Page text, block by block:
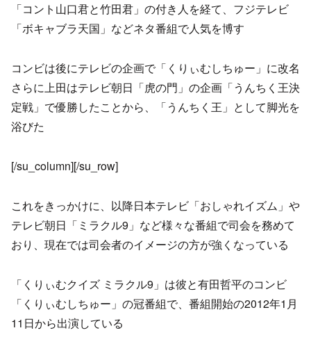
「コント山口君と竹田君」の付き人を経て、フジテレビ
「ボキャブラ天国」などネタ番組で人気を博す
コンビは後にテレビの企画で「くりぃむしちゅー」に改名
さらに上田はテレビ朝日「虎の門」の企画「うんちく王決
定戦」で優勝したことから、「うんちく王」として脚光を
浴びた
[/su_column][/su_row]
これをきっかけに、以降日本テレビ「おしゃれイズム」や
テレビ朝日「ミラクル9」など様々な番組で司会を務めて
おり、現在では司会者のイメージの方が強くなっている
「くりぃむクイズ ミラクル9」は彼と有田哲平のコンビ
「くりぃむしちゅー」の冠番組で、番組開始の2012年1月
11日から出演している